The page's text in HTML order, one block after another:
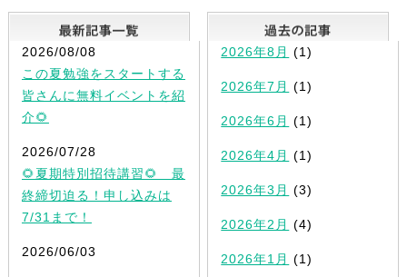
最新記事一覧
2026/08/08
この夏勉強をスタートする
皆さんに無料イベントを紹
介🌻
2026/07/28
🌻夏期特別招待講習🌻 最
終締切迫る！申し込みは
7/31まで！
2026/06/03
2026年8月 (1)
2026年7月 (1)
2026年6月 (1)
2026年4月 (1)
2026年3月 (3)
2026年2月 (4)
2026年1月 (1)